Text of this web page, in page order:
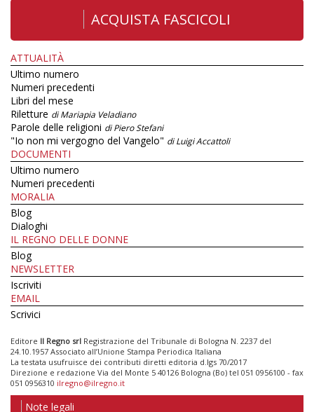
ACQUISTA FASCICOLI
ATTUALITÀ
Ultimo numero
Numeri precedenti
Libri del mese
Riletture di Mariapia Veladiano
Parole delle religioni di Piero Stefani
"Io non mi vergogno del Vangelo" di Luigi Accattoli
DOCUMENTI
Ultimo numero
Numeri precedenti
MORALIA
Blog
Dialoghi
IL REGNO DELLE DONNE
Blog
NEWSLETTER
Iscriviti
EMAIL
Scrivici
Editore Il Regno srl Registrazione del Tribunale di Bologna N. 2237 del
24.10.1957 Associato all’Unione Stampa Periodica Italiana
La testata usufruisce dei contributi diretti editoria d.lgs 70/2017
Direzione e redazione Via del Monte 5 40126 Bologna (Bo) tel 051 0956100 - fax
051 0956310 ilregno@ilregno.it
Note legali